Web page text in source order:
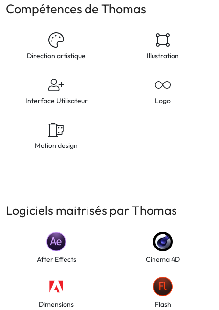
Compétences de Thomas
Direction artistique Illustration
Interface Utilisateur Logo
Motion design
Logiciels maitrisés par Thomas
After Effects Cinema 4D
Dimensions Flash